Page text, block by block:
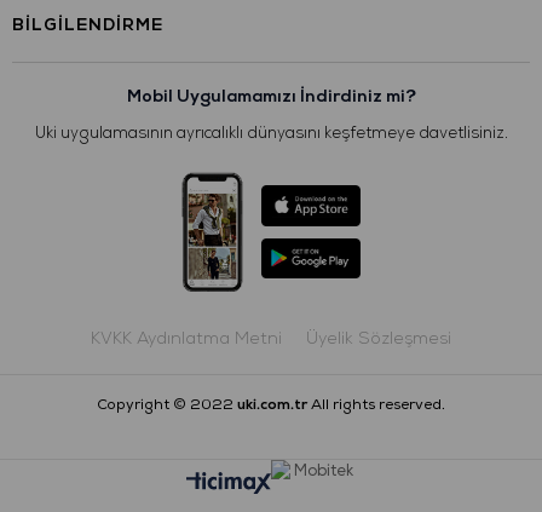
BILGILENDIRME
Mobil Uygulamamızı İndirdiniz mi?
Uki uygulamasının ayrıcalıklı dünyasını keşfetmeye davetlisiniz.
KVKK Aydınlatma Metni Üyelik Sözleşmesi
Copyright © 2022 uki.com.tr All rights reserved.